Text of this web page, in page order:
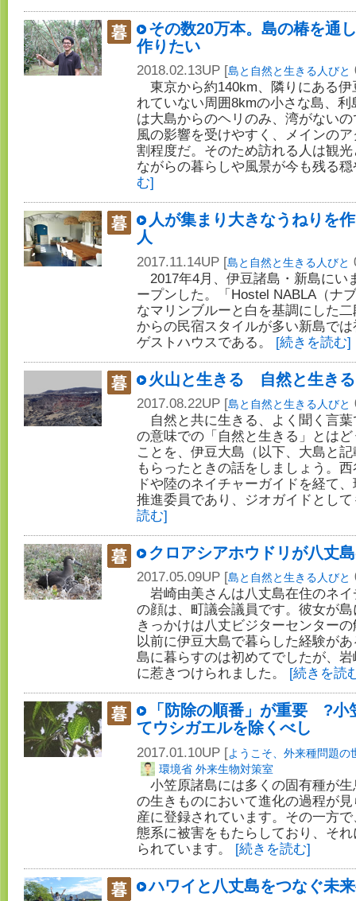
その数20万本。島の椿を通
作りたい
2018.02.13UP [島と自然と生きる人びと
東京から約140km、隣りにある
れていない周囲8kmの小さな島、
は大島からのヘリのみ、湾がない
風の影響を受けやすく、メインの
割程度だ。そのため訪れる人は観
ながらの暮らしや風景が今も残る
む]
人が集まり大きなうねりを
人
2017.11.14UP [島と自然と生きる人びと
2017年4月、伊豆諸島・新島にい
ープンした。「Hostel NABLA（ナ
なマリンブルーと白を基調にした
からの民宿スタイルが多い新島で
ゲストハウスである。 [続きを読む]
火山と生きる 自然と生き
2017.08.22UP [島と自然と生きる人びと
自然と共に生きる、よく聞く言
の意味での「自然と生きる」とは
ことを、伊豆大島（以下、大島と
もらったときの話をしましょう。
ドや陸のネイチャーガイドを経て
推進委員であり、ジオガイドとし
読む]
クロアシアホウドリが八丈
2017.05.09UP [島と自然と生きる人びと
岩崎由美さんは八丈島在住のネ
の顔は、町議会議員です。彼女が
きっかけは八丈ビジターセンター
以前に伊豆大島で暮らした経験が
島に暮らすのは初めてでしたが、
に惹きつけられました。 [続きを読
「防除の順番」が重要 ?小
てウシガエルを除くべし
2017.01.10UP [ようこそ、外来種問題の
環境省 外来生物対策室
小笠原諸島には多くの固有種が
の生きものにおいて進化の過程が
産に登録されています。その一方
態系に被害をもたらしており、そ
られています。 [続きを読む]
ハワイと八丈島をつなぐ未